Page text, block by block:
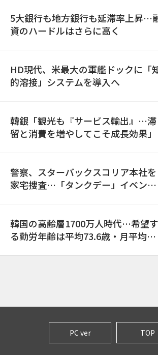
5大銀行も地方銀行も延滞率上昇…
資のハードルはさらに高く
HD現代、米最大の軍艦ドックに「
的溶接」システムを導入へ
韓銀「観光も『サービス輸出』…滞
留と消費を増やしてこそ成長効果」
警察、スターバックスコリア本社を
家宅捜査…「タンクデー」イベント
韓国の高齢層1700万人時代…希望す
る勤労年齢は平均73.6歳・月平均賃
PC ver TOP